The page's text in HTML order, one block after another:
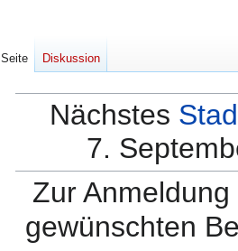
Nächstes
7.
Zur
gewünschten
Seite Diskussion